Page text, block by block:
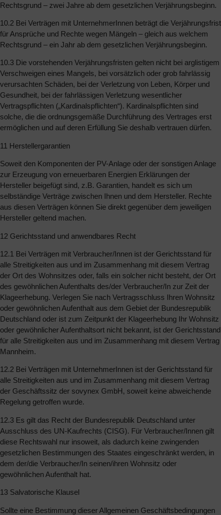
Rechtsgrund – zwei Jahre ab dem gesetzlichen Verjährungsbeginn.
10.2 Bei Verträgen mit UnternehmerInnen beträgt die Verjährungsfrist
für Ansprüche und Rechte wegen Mängeln – gleich aus welchem
Rechtsgrund – ein Jahr ab dem gesetzlichen Verjährungsbeginn.
10.3 Die vorstehenden Verjährungsfristen gelten nicht bei arglistigem
Verschweigen eines Mangels, bei vorsätzlich oder grob fahrlässig
verursachten Schäden, bei der Verletzung von Leben, Körper und
Gesundheit, bei der fahrlässigen Verletzung wesentlicher
Vertragspflichten („Kardinalspflichten“). Kardinalspflichten sind
solche, die die ordnungsgemäße Durchführung des Vertrages erst
ermöglichen und auf deren Erfüllung Sie deshalb vertrauen dürfen.
11 Herstellergarantien
Soweit den Komponenten der PV-Anlage oder der sonstigen Anlage
zur Erzeugung von erneuerbaren Energien Erklärungen der
Hersteller beigefügt sind, z.B. Garantien, handelt es sich um
selbständige Verträge zwischen Ihnen und dem Hersteller. Rechte
aus diesen Verträgen können Sie direkt gegenüber dem jeweiligen
Hersteller geltend machen.
12 Gerichtsstand und anwendbares Recht
12.1 Bei Verträgen mit Verbraucher/Innen ist der Gerichtsstand für
alle Streitigkeiten aus und im Zusammenhang mit diesem Vertrag
der Ort des Wohnsitzes oder, falls ein solcher nicht besteht, der Ort
des gewöhnlichen Aufenthalts des/der Verbraucher/In zur Zeit der
Klageerhebung. Verlegen Sie nach Vertragsschluss Ihren Wohnsitz
oder gewöhnlichen Aufenthalt aus dem Gebiet der Bundesrepublik
Deutschland oder ist zum Zeitpunkt der Klageerhebung Ihr Wohnsitz
oder gewöhnlicher Aufenthaltsort nicht bekannt, ist der Gerichtsstand
für alle Streitigkeiten aus und im Zusammenhang mit diesem Vertrag
Mannheim.
12.2 Bei Verträgen mit UnternehmerInnen ist der Gerichtsstand für
alle Streitigkeiten aus und im Zusammenhang mit diesem Vertrag
der Geschäftssitz der sovynex GmbH, soweit keine abweichende
Regelung getroffen wurde.
12.3 Es gilt das Recht der Bundesrepublik Deutschland unter
Ausschluss des UN-Kaufrechts (CISG). Für Verbraucher/Innen gilt
diese Rechtswahl nur insoweit, als dadurch keine zwingenden
gesetzlichen Bestimmungen des Staates eingeschränkt werden, in
dem der/die Verbraucher/In seinen/ihren Wohnsitz oder
gewöhnlichen Aufenthalt hat.
13 Salvatorische Klausel
Sollte eine Bestimmung dieser Allgemeinen Geschäftsbedingungen